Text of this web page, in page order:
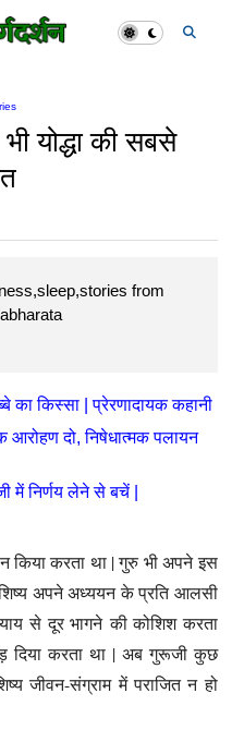
योद्धा की सबसे
from
का किस्सा | प्रेरणादायक कहानी
दो, निषेधात्मक पलायन
में निर्णय लेने से बचें |
किया करता था | गुरु भी अपने इस
अपने अध्ययन के प्रति आलसी
से दूर भागनेकी कोशिश करता
करता था | अब गुरूजी कुछ
जीवन-संग्राम में पराजित न हो